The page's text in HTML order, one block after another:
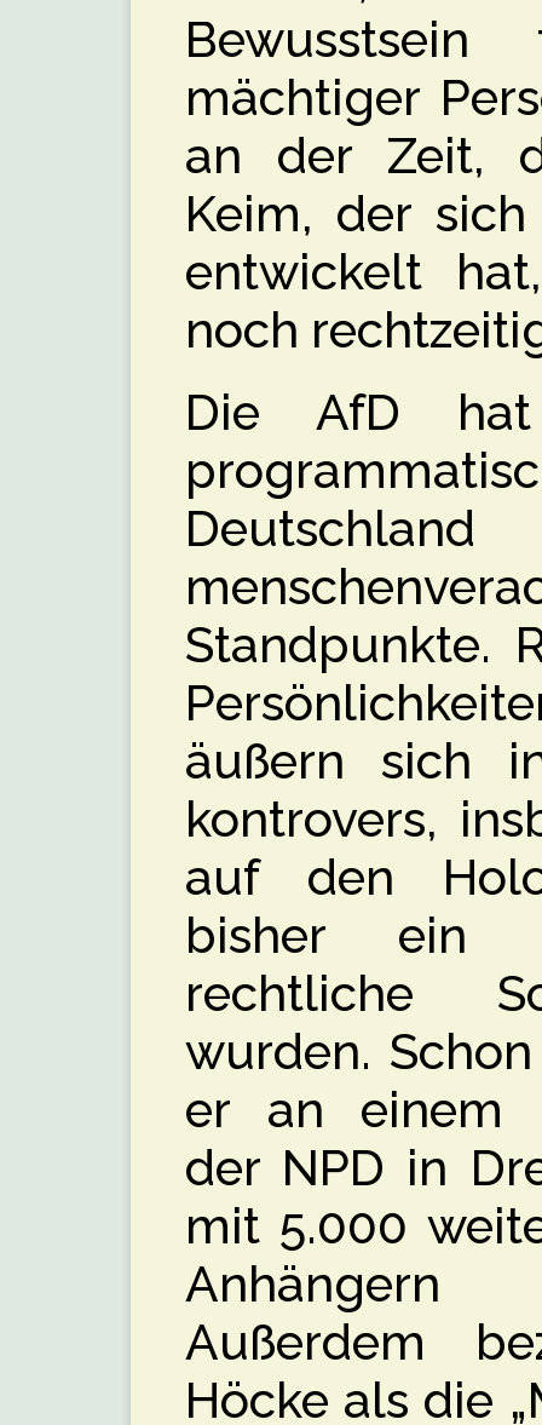
mächtiger
an der Zeit,
Keim, der
entwickelt
noch
Die AfD hat
Standpunkte.
äußern sich
kontrovers,
auf den
bisher ein
rechtliche
wurden.
er an einem
der NPD in
mit 5.000
Außerdem
Höcke als die